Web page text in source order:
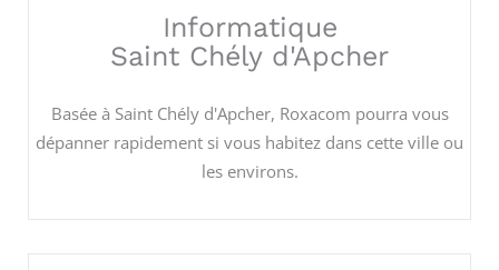
Informatique
Saint Chély d'Apcher
Basée à Saint Chély d'Apcher, Roxacom pourra vous
dépanner rapidement si vous habitez dans cette ville ou
les environs.